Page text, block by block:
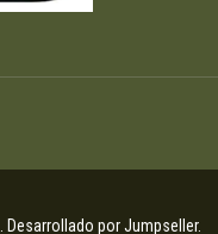
Desarrollado por Jumpseller.